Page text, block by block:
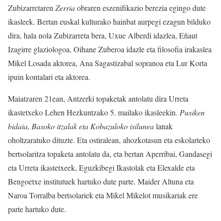
ZubizarretarenZerriaobraren eszenifikazio berezia egingo dute
ikasleek. Bertan euskal kulturako hainbat aurpegi ezagun bilduko
dira, hala nola Zubizarreta bera, Uxue Alberdi idazlea, Eñaut
Izagirre glaziologoa, Oihane Zuberoa idazle eta filosofia irakaslea
Mikel Losada aktorea, Ana Sagastizabal sopranoa eta Lur Korta
ipuin kontalari eta aktorea.
Maiatzaren 21ean, Antzerki topaketak antolatu dira Urreta
ikastetxeko Lehen Hezkuntzako 5. mailako ikasleekin. Puxiken
bidaia, Basoko itzalak eta Kobazuloko isilunealanak
oholtzaratuko dituzte. Eta ostiralean, ahozkotasun eta eskolarteko
bertsolaritza topaketa antolatu da, eta bertan Aperribai, Gandasegi
eta Urreta ikastetxeek, Eguzkibegi Ikastolak eta Elexalde eta
Bengoetxe institutuek hartuko dute parte. Maider Altuna eta
Naroa Torralba bertsolariek eta Mikel Mikelot musikariak ere
parte hartuko dute.